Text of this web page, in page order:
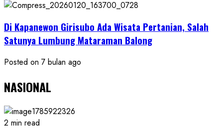
Di Kapanewon Girisubo Ada Wisata Pertanian, Salah
Satunya Lumbung Mataraman Balong
Posted on 7 bulan ago
NASIONAL
2 min read